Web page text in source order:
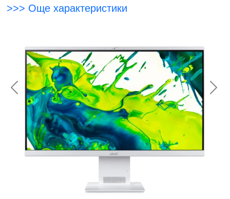
>>> Още характеристики
<< Предишна